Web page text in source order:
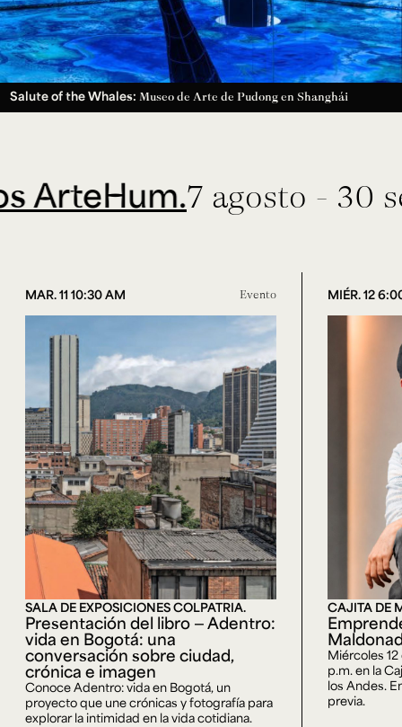
Salute of the Whales: Museo de Arte de Pudong en Shanghái
7 agosto - 30
MAR. 11 10:30 AM Evento
SALA DE EXPOSICIONES COLPATRIA.
Presentación del libro — Adentro:
vida en Bogotá: una
conversación sobre ciudad,
crónica e imagen
Conoce Adentro: vida en Bogotá, un
proyecto que une crónicas y fotografía para
explorar la intimidad en la vida cotidiana.
MIÉR. 12
CAJITA DE
Miércoles
p.m. en la
los Andes.
previa.